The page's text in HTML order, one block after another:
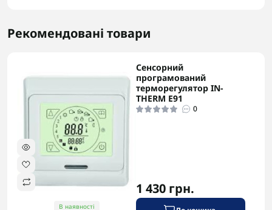
Рекомендовані товари
В наявності
Сенсорний
програмований
терморегулятор IN-
THERM E91
0
1 430 грн.